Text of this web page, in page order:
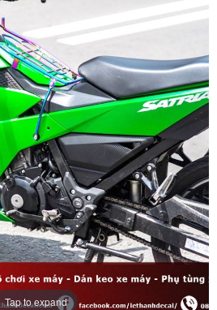
Tap to expand